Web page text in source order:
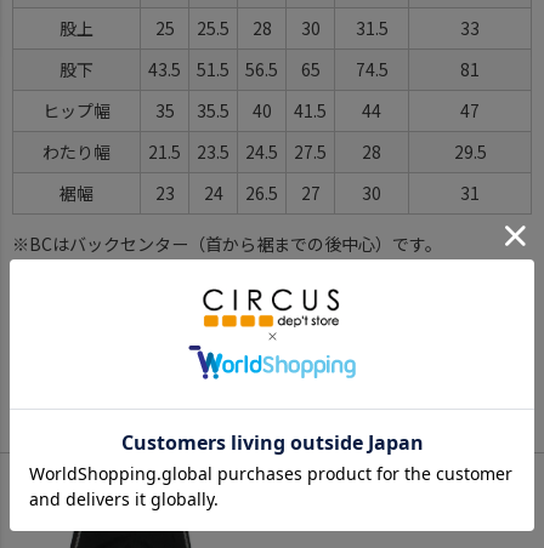
股上 25 25.5 28 30 31.5
33
股下
43.5 51.5 56.5 65 74.5
81
ヒップ幅
35 35.5 40 41.5 44
47
わたり幅
21.5 23.5 24.5 27.5 28
29.5
裾幅
23 24 26.5 27 30 31
※BCはバックセンター（首から裾までの後中心）です。